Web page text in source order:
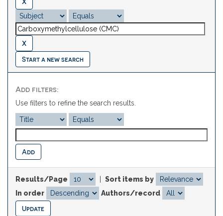
Start a new search
Add filters:
Use filters to refine the search results.
Results/Page
Sort items by
In order
Authors/record